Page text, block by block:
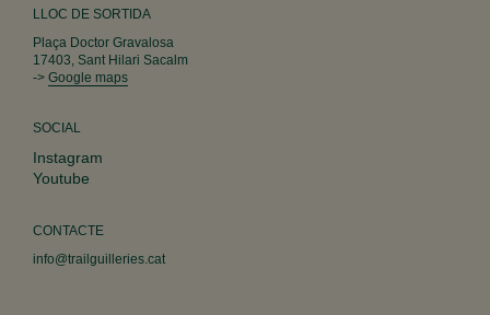
LLOC DE SORTIDA
Plaça Doctor Gravalosa
17403, Sant Hilari Sacalm
-> Google maps
SOCIAL
Instagram
Youtube
CONTACTE
info@trailguilleries.cat